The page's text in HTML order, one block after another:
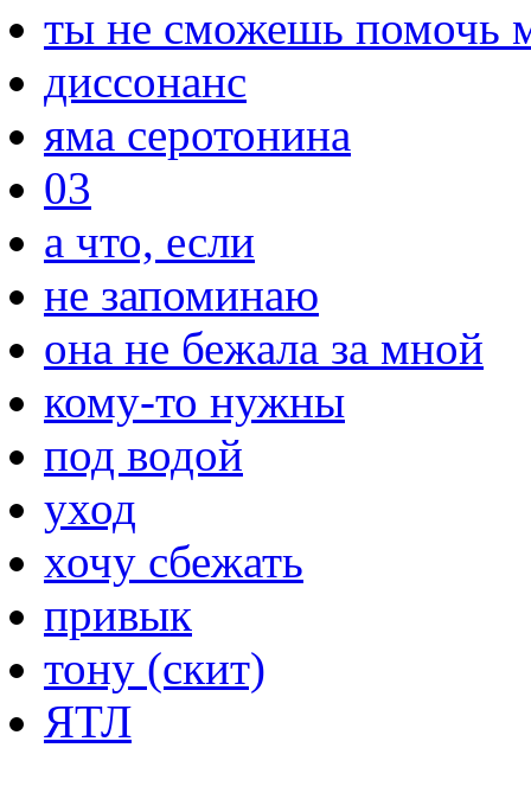
ты не сможешь помочь
диссонанс
яма серотонина
03
а что, если
не запоминаю
она не бежала за мной
кому-то нужны
под водой
уход
хочу сбежать
привык
тону (скит)
ЯТЛ